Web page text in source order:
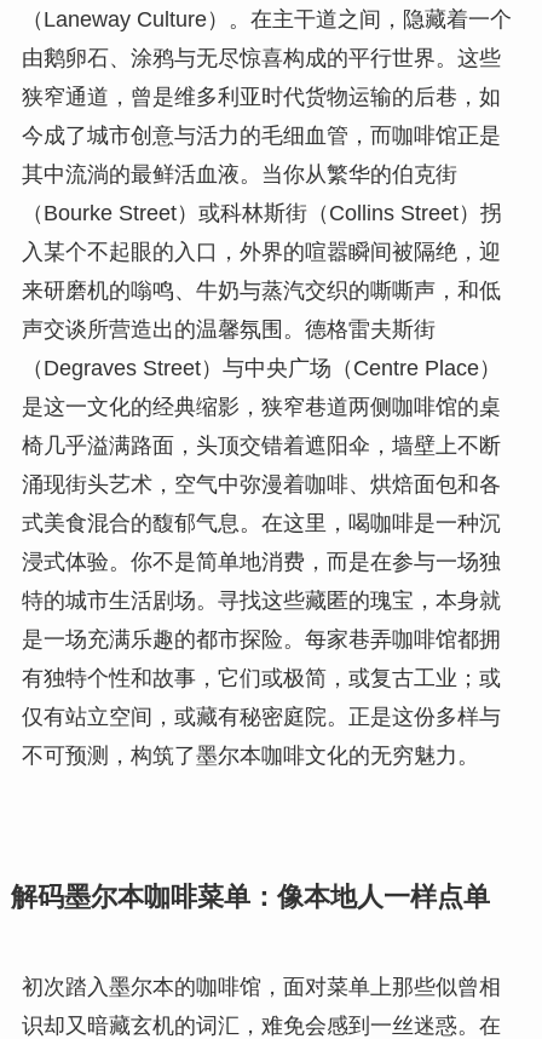
（Laneway Culture）。在主干道之间，隐藏着一个
由鹅卵石、涂鸦与无尽惊喜构成的平行世界。这些
狭窄通道，曾是维多利亚时代货物运输的后巷，如
今成了城市创意与活力的毛细血管，而咖啡馆正是
其中流淌的最鲜活血液。当你从繁华的伯克街
（Bourke Street）或科林斯街（Collins Street）拐
入某个不起眼的入口，外界的喧嚣瞬间被隔绝，迎
来研磨机的嗡鸣、牛奶与蒸汽交织的嘶嘶声，和低
声交谈所营造出的温馨氛围。德格雷夫斯街
（Degraves Street）与中央广场（Centre Place）
是这一文化的经典缩影，狭窄巷道两侧咖啡馆的桌
椅几乎溢满路面，头顶交错着遮阳伞，墙壁上不断
涌现街头艺术，空气中弥漫着咖啡、烘焙面包和各
式美食混合的馥郁气息。在这里，喝咖啡是一种沉
浸式体验。你不是简单地消费，而是在参与一场独
特的城市生活剧场。寻找这些藏匿的瑰宝，本身就
是一场充满乐趣的都市探险。每家巷弄咖啡馆都拥
有独特个性和故事，它们或极简，或复古工业；或
仅有站立空间，或藏有秘密庭院。正是这份多样与
不可预测，构筑了墨尔本咖啡文化的无穷魅力。
解码墨尔本咖啡菜单：像本地人一样点单
初次踏入墨尔本的咖啡馆，面对菜单上那些似曾相
识却又暗藏玄机的词汇，难免会感到一丝迷惑。在